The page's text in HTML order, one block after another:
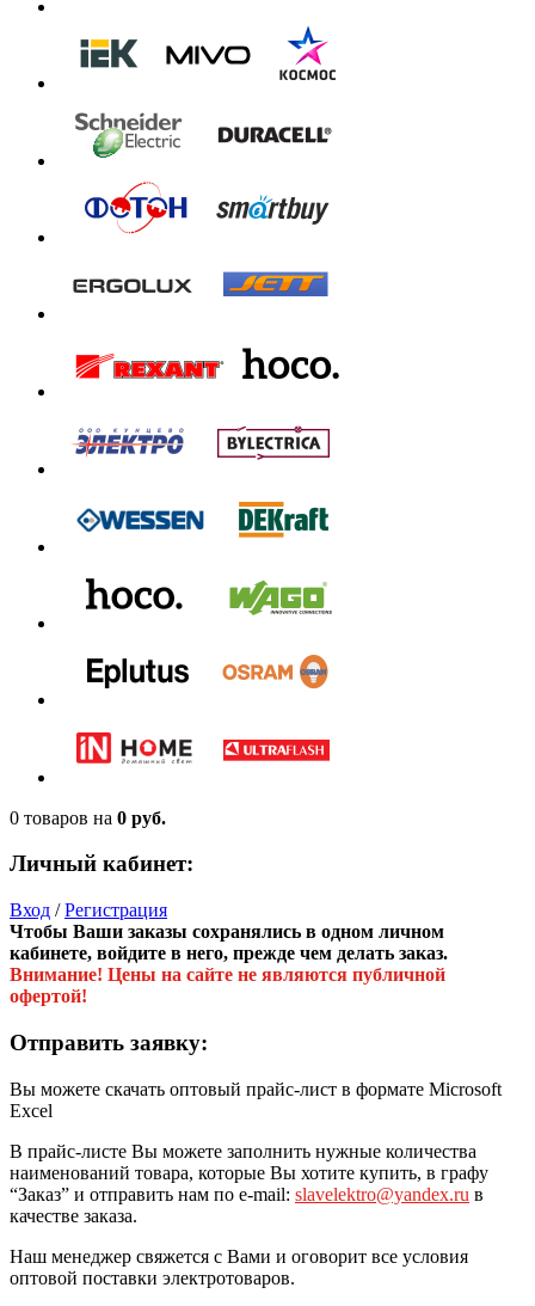
0 товаров на 0 руб.
Личный кабинет:
Вход /Регистрация
Чтобы Ваши заказы сохранялись в одном личном
кабинете, войдите в него, прежде чем делать заказ.
Внимание! Цены на сайте не являются публичной
офертой!
Отправить заявку:
Вы можете скачать оптовый прайс-лист в формате Microsoft
Excel
В прайс-листе Вы можете заполнить нужные количества
наименований товара, которые Вы хотите купить, в графу
“Заказ” и отправить нам по e-mail: slavelektro@yandex.ru в
качестве заказа.
Наш менеджер свяжется с Вами и оговорит все условия
оптовой поставки электротоваров.